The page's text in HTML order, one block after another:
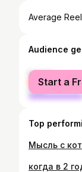
Average
Audience
female
male
Start a
Top
когда в 2